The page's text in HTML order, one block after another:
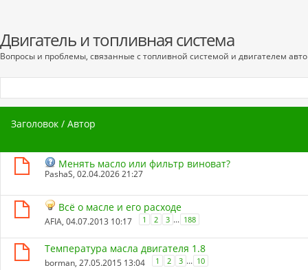
Двигатель и топливная система
Вопросы и проблемы, связанные с топливной системой и двигателем
Заголовок / Автор
Менять масло или фильтр виноват?
PashaS, 02.04.2026 21:27
Всё о масле и его расходе
AFIA, 04.07.2013 10:17 1 2 3 ... 188
Температура масла двигателя 1.8
borman, 27.05.2015 13:04 1 2 3 ... 10